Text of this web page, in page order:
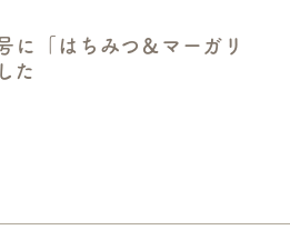
に「はちみつ＆マーガリ
た